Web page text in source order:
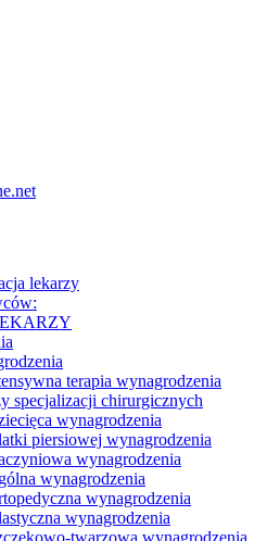
lekarzy
terapia wynagrodzenia
specjalizacji chirurgicznych
wynagrodzenia
piersiowej wynagrodzenia
wynagrodzenia
wynagrodzenia
wynagrodzenia
wynagrodzenia
twarzowa wynagrodzenia